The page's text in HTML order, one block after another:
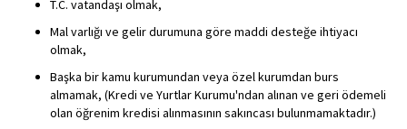
T.C. vatandaşı olmak,
Mal varlığı ve gelir durumuna göre maddi desteğe ihtiyacı
olmak,
Başka bir kamu kurumundan veya özel kurumdan burs
almamak, (Kredi ve Yurtlar Kurumu'ndan alınan ve geri ödemeli
olan öğrenim kredisi alınmasının sakıncası bulunmamaktadır.)